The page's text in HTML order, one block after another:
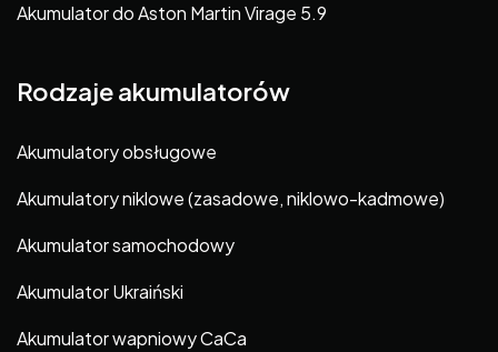
Akumulator do Aston Martin Virage 5.9
Rodzaje akumulatorów
Akumulatory obsługowe
Akumulatory niklowe (zasadowe, niklowo-kadmowe)
Akumulator samochodowy
Akumulator Ukraiński
Akumulator wapniowy CaCa